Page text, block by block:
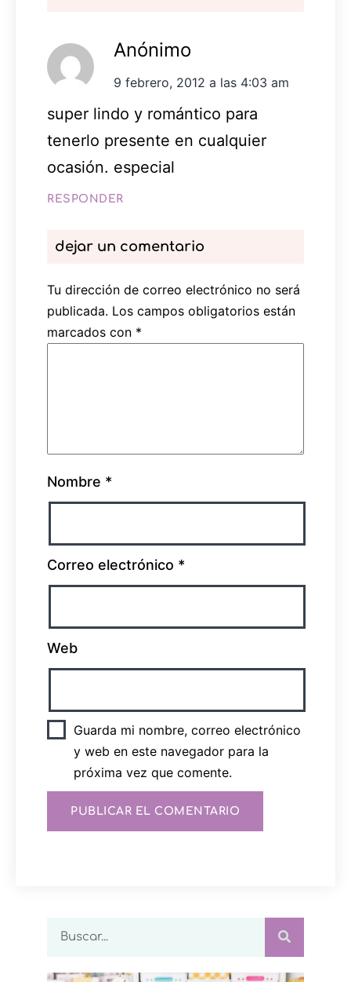
Anónimo
9 febrero, 2012 a las 4:03 am
super lindo y romántico para
tenerlo presente en cualquier
ocasión. especial
RESPONDER
dejar un comentario
Tu dirección de correo electrónico no será
publicada. Los campos obligatorios están
marcados con *
Nombre *
Correo electrónico *
Web
Guarda mi nombre, correo electrónico
y web en este navegador para la
próxima vez que comente.